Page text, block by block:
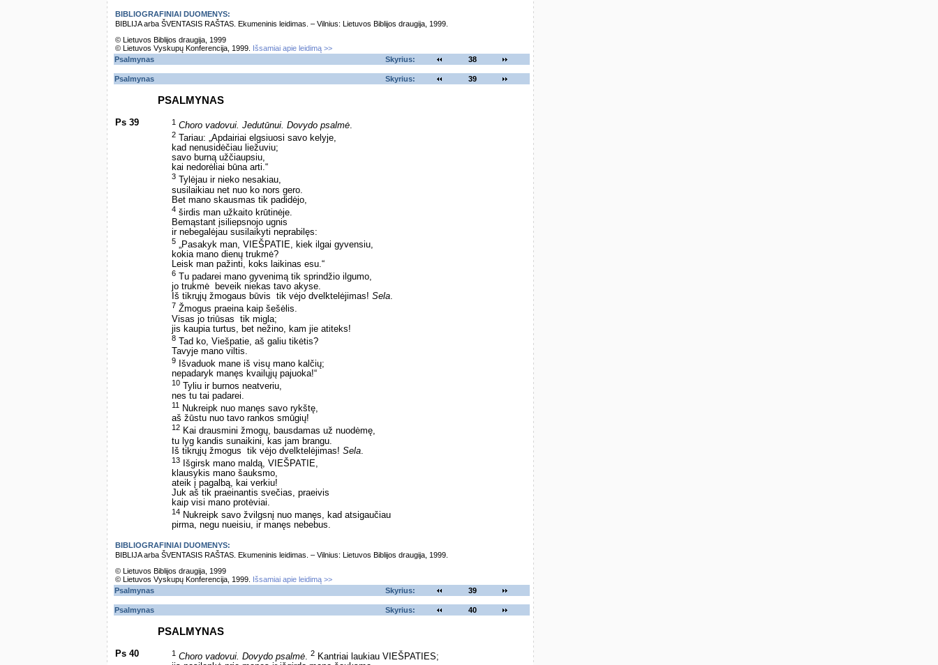
BIBLIOGRAFINIAI DUOMENYS:
BIBLIJA arba ŠVENTASIS RAŠTAS. Ekumeninis leidimas. – Vilnius: Lietuvos Biblijos draugija, 1999.
© Lietuvos Biblijos draugija, 1999
© Lietuvos Vyskupų Konferencija, 1999.
Išsamiai apie leidimą >>
Psalmynas
Skyrius: 38
Psalmynas Skyrius: 39
PSALMYNAS
Ps 39 1 Choro vadovui. Jedutūnui. Dovydo psalmė.
2 Tariau: „Apdairiai elgsiuosi savo kelyje,
kad nenusidėčiau liežuviu;
savo burną užčiaupsiu,
kai nedorėliai būna arti.“
3 Tylėjau ir nieko nesakiau,
susilaikiau net nuo ko nors gero.
Bet mano skausmas tik padidėjo,
4 širdis man užkaito krūtinėje.
Bemąstant įsiliepsnojo ugnis
ir nebegalėjau susilaikyti neprabilęs:
5 „Pasakyk man, VIEŠPATIE, kiek ilgai gyvensiu,
kokia mano dienų trukmė?
Leisk man pažinti, koks laikinas esu.“
6 Tu padarei mano gyvenimą tik sprindžio ilgumo,
jo trukmė ­ beveik niekas tavo akyse.
Iš tikrųjų žmogaus būvis ­ tik vėjo dvelktelėjimas! Sela.
7 Žmogus praeina kaip šešėlis.
Visas jo triūsas ­ tik migla;
jis kaupia turtus, bet nežino, kam jie atiteks!
8 Tad ko, Viešpatie, aš galiu tikėtis?
Tavyje mano viltis.
9 Išvaduok mane iš visų mano kalčių;
nepadaryk manęs kvailųjų pajuoka!“
10 Tyliu ir burnos neatveriu,
nes tu tai padarei.
11
Nukreipk nuo manęs savo rykštę,
aš žūstu nuo tavo rankos smūgių!
12 Kai drausmini žmogų, bausdamas už nuodėmę,
tu lyg kandis sunaikini, kas jam brangu.
Iš tikrųjų žmogus ­ tik vėjo dvelktelėjimas! Sela
13 Išgirsk mano maldą, VIEŠPATIE,
klausykis mano šauksmo,
ateik į pagalbą, kai verkiu!
Juk aš tik praeinantis svečias, praeivis
kaip visi mano protėviai.
14 Nukreipk savo žvilgsnį nuo manęs, kad atsigaučiau
pirma, negu nueisiu, ir manęs nebebus.
BIBLIOGRAFINIAI DUOMENYS:
BIBLIJA arba ŠVENTASIS RAŠTAS. Ekumeninis leidimas. – Vilnius: Lietuvos Biblijos draugija, 1999.
© Lietuvos Biblijos draugija, 1999
© Lietuvos Vyskupų Konferencija, 1999.
Išsamiai apie leidimą >>
Psalmynas
Skyrius: 39
Psalmynas Skyrius: 40
PSALMYNAS
Ps 40 1 Choro vadovui. Dovydo psalmė. 2 Kantriai laukiau VIEŠPATIES;